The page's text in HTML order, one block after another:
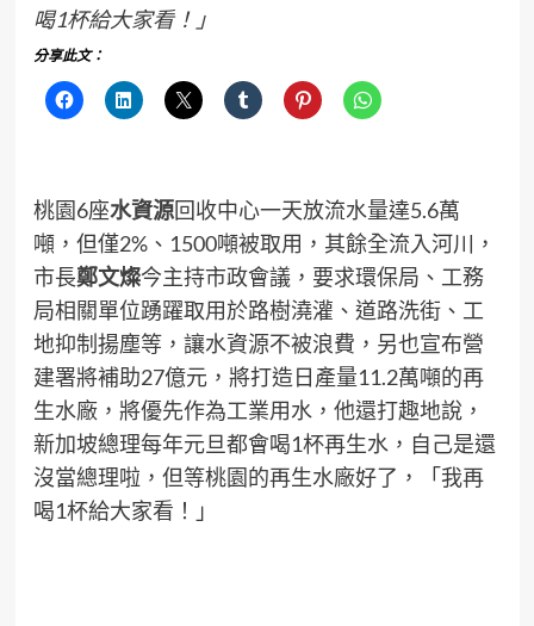
喝1杯給大家看！」
分享此文：
桃園6座水資源回收中心一天放流水量達5.6萬
噸，但僅2%、1500噸被取用，其餘全流入河川，
市長鄭文燦今主持市政會議，要求環保局、工務
局相關單位踴躍取用於路樹澆灌、道路洗街、工
地抑制揚塵等，讓水資源不被浪費，另也宣布營
建署將補助27億元，將打造日產量11.2萬噸的再
生水廠，將優先作為工業用水，他還打趣地說，
新加坡總理每年元旦都會喝1杯再生水，自己是還
沒當總理啦，但等桃園的再生水廠好了，「我再
喝1杯給大家看！」